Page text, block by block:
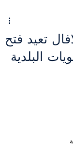
تعيد فتح
البلدية
5 نجوم.